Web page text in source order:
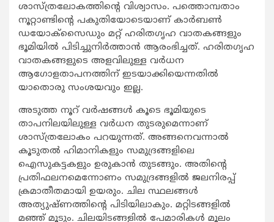
ശാസ്ത്രലോകത്തിന്റെ വിശ്വാസം. പത്തൊമ്പതാം
നൂറ്റാണ്ടിന്റെ പകുതിയോടെയാണ് കാര്‍ബണ്‍
ഡയോക്‌സൈഡും മറ്റ് ഹരിതഗൃഹ വാതകങ്ങളും
ഭൂമിയില്‍ പിടിച്ചുനിര്‍ത്താന്‍ ആരംഭിച്ചത്. ഹരിതഗൃഹ
വാതകങ്ങളുടെ അളവിലുള്ള വര്‍ധന
ആഗോളതാപനത്തിന് ഇടയാക്കിയെന്നതില്‍
യാതൊരു സംശയവും ഇല്ല.
അടുത്ത നൂറ് വര്‍ഷങ്ങള്‍ കൂടെ ഭൂമിയുടെ
താപനിലയിലുള്ള വര്‍ധന തുടരുമെന്നാണ്
ശാസ്ത്രലോകം പറയുന്നത്. അങ്ങനെവന്നാല്‍
കൂടുതല്‍ ഹിമാനികളും സമുദ്രങ്ങളിലെ
ഐസുകട്ടകളും ഉരുകാന്‍ തുടങ്ങും. അതിന്റെ
പ്രതിഫലനമെന്നോണം സമുദ്രങ്ങളില്‍ ജലനിരപ്പ്
ക്രമാതീതമായി ഉയരും. ചില സ്ഥലങ്ങള്‍
അത്യുഷ്ണത്തിന്റെ പിടിയിലാകും. മറ്റിടങ്ങളില്‍
മഞ്ഞ് മൂടും. ചിലയിടങ്ങളില്‍ പേമാരികള്‍ മൂലം